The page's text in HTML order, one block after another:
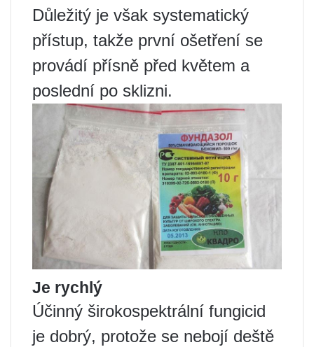
Důležitý je však systematický
přístup, takže první ošetření se
provádí přísně před květem a
poslední po sklizni.
Je rychlý
Účinný širokospektrální fungicid
je dobrý, protože se nebojí deště